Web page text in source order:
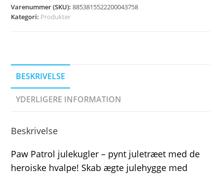
Varenummer (SKU):8853815522200043758
Kategori: Produkter
BESKRIVELSE
YDERLIGERE INFORMATION
Beskrivelse
Paw Patrol julekugler – pynt juletræet med de
heroiske hvalpe! Skab ægte julehygge med